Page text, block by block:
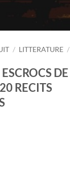
/ LITTERATURE /
DE
RECITS